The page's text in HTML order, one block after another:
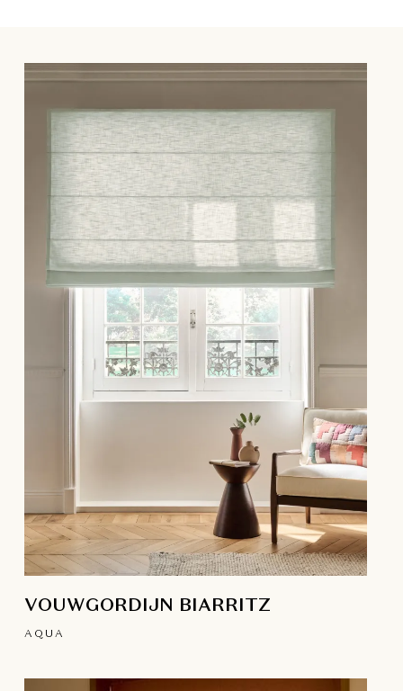
VOUWGORDIJN BIARRITZ
AQUA